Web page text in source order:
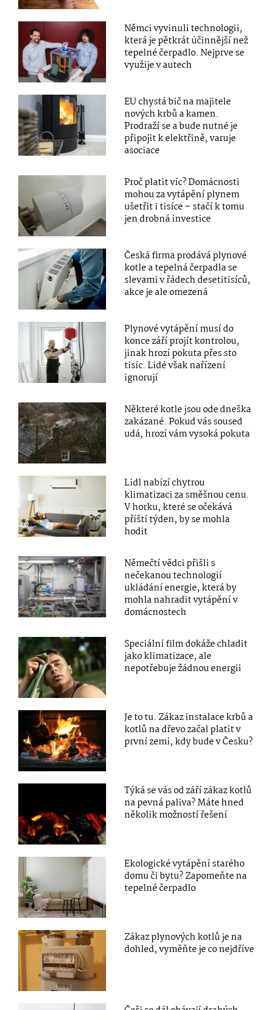
Němci vyvinuli technologii,
která je pětkrát účinnější než
tepelné čerpadlo. Nejprve se
využije v autech
EU chystá bič na majitele
nových krbů a kamen.
Prodraží se a bude nutné je
připojit k elektřině, varuje
asociace
Proč platit víc? Domácnosti
mohou za vytápění plynem
ušetřit i tisíce – stačí k tomu
jen drobná investice
Česká firma prodává plynové
kotle a tepelná čerpadla se
slevami v řádech desetitisíců,
akce je ale omezená
Plynové vytápění musí do
konce září projít kontrolou,
jinak hrozí pokuta přes sto
tisíc. Lidé však nařízení
ignorují
Některé kotle jsou ode dneška
zakázané. Pokud vás soused
udá, hrozí vám vysoká pokuta
Lidl nabízí chytrou
klimatizaci za směšnou cenu.
V horku, které se očekává
příští týden, by se mohla
hodit
Němečtí vědci přišli s
nečekanou technologií
ukládání energie, která by
mohla nahradit vytápění v
domácnostech
Speciální film dokáže chladit
jako klimatizace, ale
nepotřebuje žádnou energii
Je to tu. Zákaz instalace krbů a
kotlů na dřevo začal platit v
první zemi, kdy bude v Česku?
Týká se vás od září zákaz kotlů
na pevná paliva? Máte hned
několik možností řešení
Ekologické vytápění starého
domu či bytu? Zapomeňte na
tepelné čerpadlo
Zákaz plynových kotlů je na
dohled, vyměňte je co nejdříve